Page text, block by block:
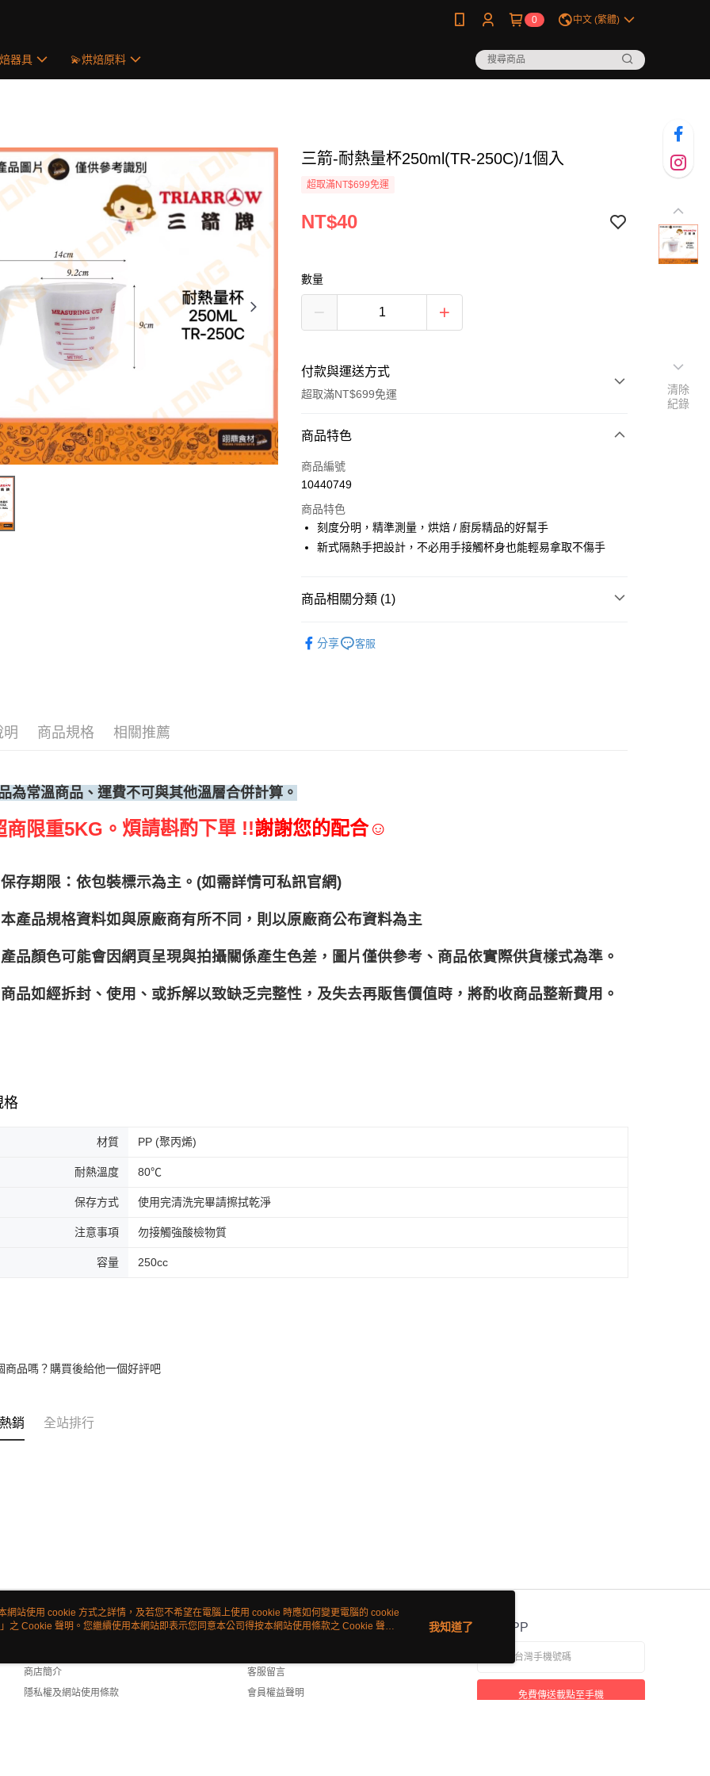
0 中文 (繁體)
器具 💫烘焙原料
三箭-耐熱量杯250ml(TR-250C)/1個入
超取滿NT$699免運
NT$40
數量
付款與運送方式
超取滿NT$699免運
付款方式
信用卡一次付款
運送方式
每筆NT$60，滿NT$699(含以上)免運費
每筆NT$60，滿NT$699(含以上)免運費
商品特色
商品編號
10440749
商品特色
刻度分明，精準測量，烘焙 / 廚房精品的好幫手
新式隔熱手把設計，不必用手接觸杯身也能輕易拿取不傷手
商品相關分類 (1)
分享
客服
明 商品規格 相關推薦
為常溫商品、運費不可與其他溫層合併計算。
商限重5KG。 煩請斟酌下單 !!謝謝您的配合☺
保存期限：依包裝標示為主。(如需詳情可私訊官網)
本產品規格資料如與原廠商有所不同，則以原廠商公布資料為主
產品顏色可能會因網頁呈現與拍攝關係產生色差，圖片僅供參考、商品依實際供貨樣式為準。
商品如經拆封、使用、或拆解以致缺乏完整性，及失去再販售價值時，將酌收商品整﻿新費用。
格
材質 PP (聚丙烯)
耐熱溫度 80℃
保存方式 使用完清洗完畢請擦拭乾淨
注意事項 勿接觸強酸檢物質
容量 250cc
商品嗎？購買後給他一個好評吧
銷 全站排行
關於我們
商店簡介
隱私權及網站使用條款
客服資訊
客服留言
會員權益聲明
官方APP
免費傳送載點至手機
清除
紀錄
網站使用 cookie 方式之詳情，及若您不希望在電腦上使用 cookie 時應如何變更電腦的 cookie
」之 Cookie 聲明。您繼續使用本網站即表示您同意本公司得按本網站使用條款之 Cookie 聲明
我知道了